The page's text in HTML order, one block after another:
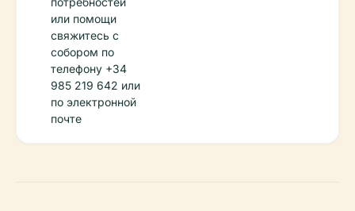
или помощи
свяжитесь с
собором по
телефону +34
985 219 642 или
по электронной
почте